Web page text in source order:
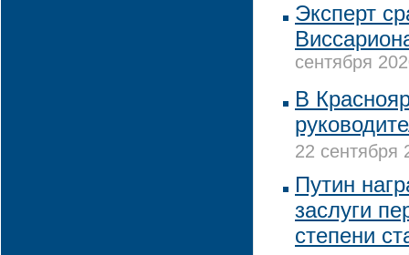
Эксперт
сентября
В
22 сентября
Путин
заслуги
степени